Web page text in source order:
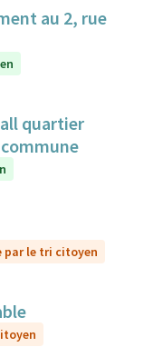
au 2, rue
quartier
par le tri citoyen